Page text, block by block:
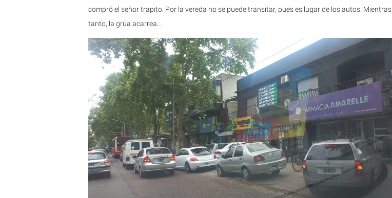
compró el señor trapito. Por la vereda no se puede transitar, pues es lugar de los autos. Mientras
tanto, la grúa acarrea…